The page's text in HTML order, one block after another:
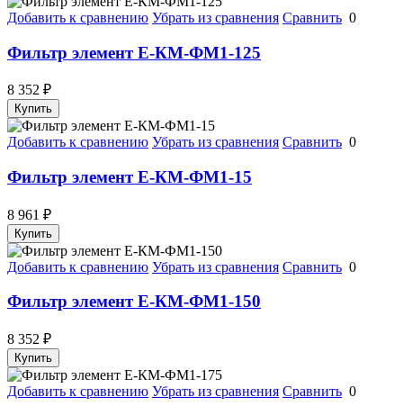
Добавить к сравнению Убрать из сравнения Сравнить 0
Фильтр элемент Е-КМ-ФМ1-125
8 352 ₽
Купить
Добавить к сравнению Убрать из сравнения Сравнить 0
Фильтр элемент Е-КМ-ФМ1-15
8 961 ₽
Купить
Добавить к сравнению Убрать из сравнения Сравнить 0
Фильтр элемент Е-КМ-ФМ1-150
8 352 ₽
Купить
Добавить к сравнению Убрать из сравнения Сравнить 0